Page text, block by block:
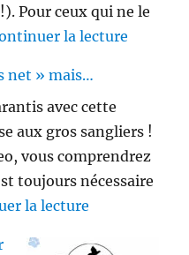
Pour ceux qui ne le
la lecture
net » mais…
avec cette
aux gros sangliers !
vous comprendrez
toujours nécessaire
la lecture